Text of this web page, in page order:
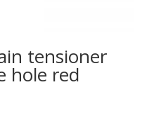
tensioner
hole red